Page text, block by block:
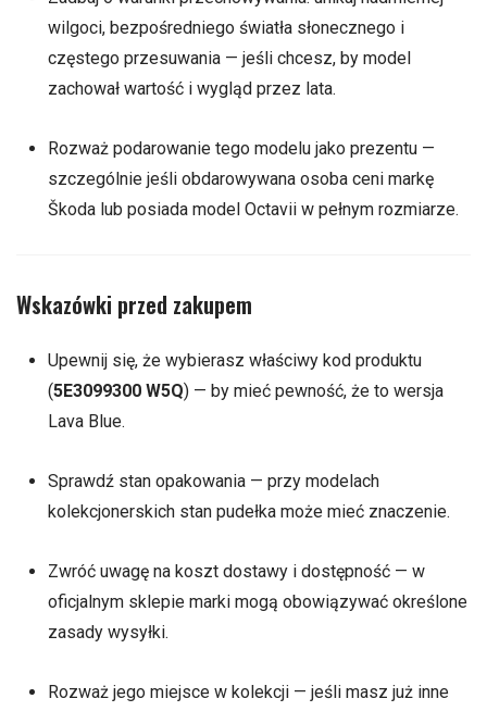
wilgoci, bezpośredniego światła słonecznego i
częstego przesuwania — jeśli chcesz, by model
zachował wartość i wygląd przez lata.
Rozważ podarowanie tego modelu jako prezentu —
szczególnie jeśli obdarowywana osoba ceni markę
Škoda lub posiada model Octavii w pełnym rozmiarze.
Wskazówki przed zakupem
Upewnij się, że wybierasz właściwy kod produktu
(5E3099300 W5Q) — by mieć pewność, że to wersja
Lava Blue.
Sprawdź stan opakowania — przy modelach
kolekcjonerskich stan pudełka może mieć znaczenie.
Zwróć uwagę na koszt dostawy i dostępność — w
oficjalnym sklepie marki mogą obowiązywać określone
zasady wysyłki.
Rozważ jego miejsce w kolekcji — jeśli masz już inne